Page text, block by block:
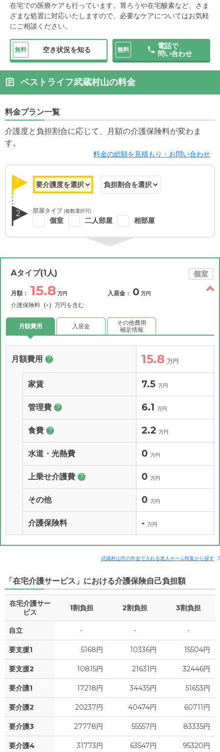
在宅での医療ケアも行っています。胃ろうや在宅酸素など、さま
ざまな処置に対応いたしますので、必要なケアについてはお気軽
にご相談ください。
無料 空き状況を知る 無料
電話で
問い合わせ
ベストライフ武蔵村山の料金
料金プラン一覧
介護度と負担割合に応じて、月額の介護保険料が変わま
す。
料金の総額を見積もり・お問い合わせ
1
2 部屋タイプ (複数選択可)
個室 二人部屋 相部屋
Aタイプ(1人) 個室
月額： 15.8 万円
介護保険料 （-） 万円を含む
入居金： 0 万円
月額費用 入居金
その他費用
補足情報
月額費用 ? 15.8 万円
家賃 7.5 万円
管理費 ? 6.1 万円
食費 ? 2.2 万円
水道・光熱費 0 万円
上乗せ介護費 ? 0 万円
その他 0 万円
介護保険料 - 万円
武蔵村山市の年金で入れる老人ホーム特集から探す
「在宅介護サービス」における介護保険自己負担額
在宅介護サー
ビス
1割負担 2割負担 3割負担
自立 - - -
要支援1 5168円 10336円 15504円
要支援2 10815円 21631円 32446円
要介護1 17218円 34435円 51653円
要介護2 20237円 40474円 60711円
要介護3 27778円 55557円 83335円
要介護4 31773円 63547円 95320円